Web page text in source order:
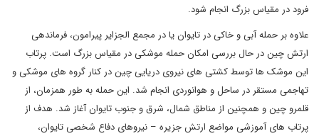
فرود در مقیاس بزرگ انجام شود.
علاوه بر حمله آبی و خاکی در تایوان یا در مجمع الجزایر پیرامون، فرماندهی
ارتش چین در حال بررسی امکان حمله موشکی در مقیاس بزرگ است. پرتاب
این موشک ها توسط کشتی های نیروی دریایی چین در کنار گروه های موشکی و
تهاجمی مستقر در ساحل و هوانوردی انجام شد. این حمله به طور همزمان، از
قلمرو چین و همچنین از مناطق شمال، شرق و جنوب تایوان آغاز شد. هدف از
پرتاب های آموزشی مواضع ارتش جزیره – نیروهای دفاع شخصی تایوان،